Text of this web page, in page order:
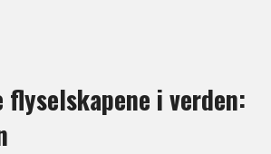
flyselskapene i verden: